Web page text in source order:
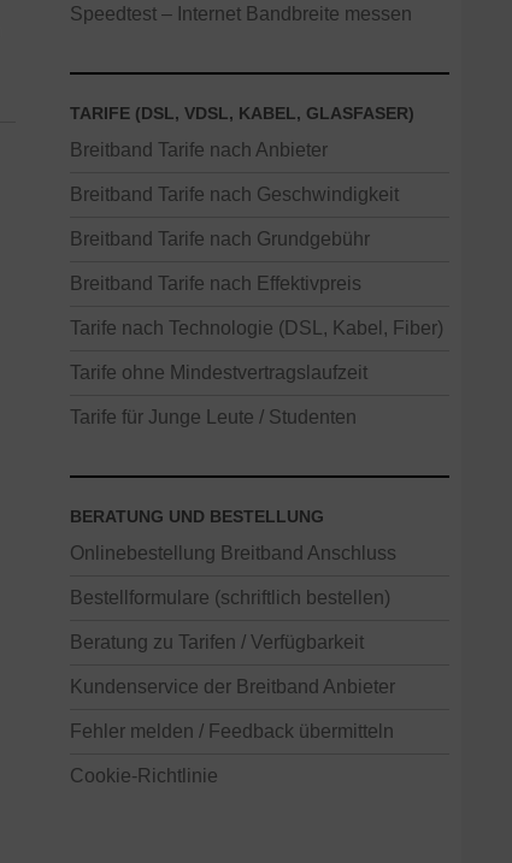
Speedtest – Internet Bandbreite messen
TARIFE (DSL, VDSL, KABEL, GLASFASER)
Breitband Tarife nach Anbieter
Breitband Tarife nach Geschwindigkeit
Breitband Tarife nach Grundgebühr
Breitband Tarife nach Effektivpreis
Tarife nach Technologie (DSL, Kabel, Fiber)
Tarife ohne Mindestvertragslaufzeit
Tarife für Junge Leute / Studenten
BERATUNG UND BESTELLUNG
Onlinebestellung Breitband Anschluss
Bestellformulare (schriftlich bestellen)
Beratung zu Tarifen / Verfügbarkeit
Kundenservice der Breitband Anbieter
Fehler melden / Feedback übermitteln
Cookie-Richtlinie